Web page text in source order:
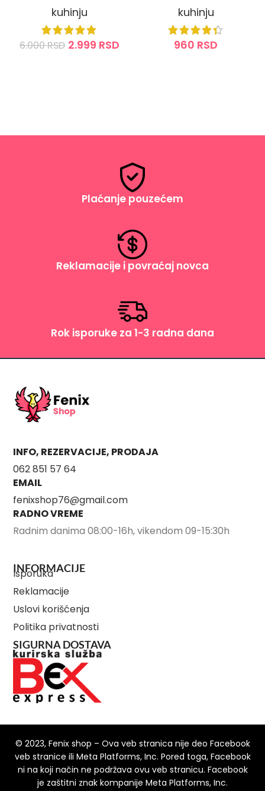
kuhinju
6.000RSD 2.999 RSD
kuhinju
960 RSD
Plaćanje pouzećem
Reklamacije i povraćaj novca
Rok isporuke za 1-3 radna dana
INFO, REZERVACIJE, PRODAJA
062 851 57 64
EMAIL
fenixshop76@gmail.com
RADNO VREME
Radnim danima 08:00-16h, vikendom 09-15:30h
INFORMACIJE
Isporuka
Reklamacije
Uslovi korišćenja
Politika privatnosti
SIGURNA DOSTAVA
© 2023, Fenix shop – Ova veb stranica nije deo Facebook
veb stranice ili Meta Platforms, Inc. Pored toga, Facebook
ni na koji način ne podržava ovu veb stranicu. Facebook
je zaštitni znak kompanije Meta Platforms, Inc.